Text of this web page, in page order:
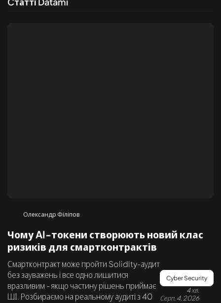
Олександр Філіпов
Чому AI-токени створюють новий клас
ризиків для смартконтрактів
Смартконтракт може пройти Solidity-аудит
без зауважень і все одно лишитися
вразливим - якщо частину рішень приймає
ШІ. Розбираємо на реальному аудиті з 40
Cyber Security
4 хв.
Серп. 4, 2026